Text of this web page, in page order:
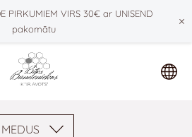
PIRKUMIEM VIRS 30€ ar UNISEND
pakomātu
×
MEDUS